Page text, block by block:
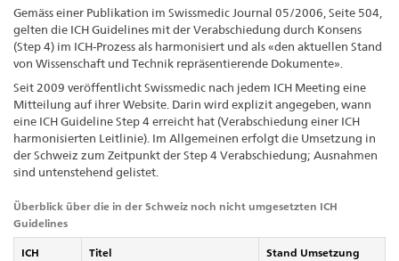
Gemäss einer Publikation im Swissmedic Journal 05/2006, Seite 504,
gelten die ICH Guidelines mit der Verabschiedung durch Konsens
(Step 4) im ICH-Prozess als harmonisiert und als «den aktuellen Stand
von Wissenschaft und Technik repräsentierende Dokumente».
Seit 2009 veröffentlicht Swissmedic nach jedem ICH Meeting eine
Mitteilung auf ihrer Website. Darin wird explizit angegeben, wann
eine ICH Guideline Step 4 erreicht hat (Verabschiedung einer ICH
harmonisierten Leitlinie). Im Allgemeinen erfolgt die Umsetzung in
der Schweiz zum Zeitpunkt der Step 4 Verabschiedung; Ausnahmen
sind untenstehend gelistet.
Überblick über die in der Schweiz noch nicht umgesetzten ICH
Guidelines
ICH
Titel Stand Umsetzung